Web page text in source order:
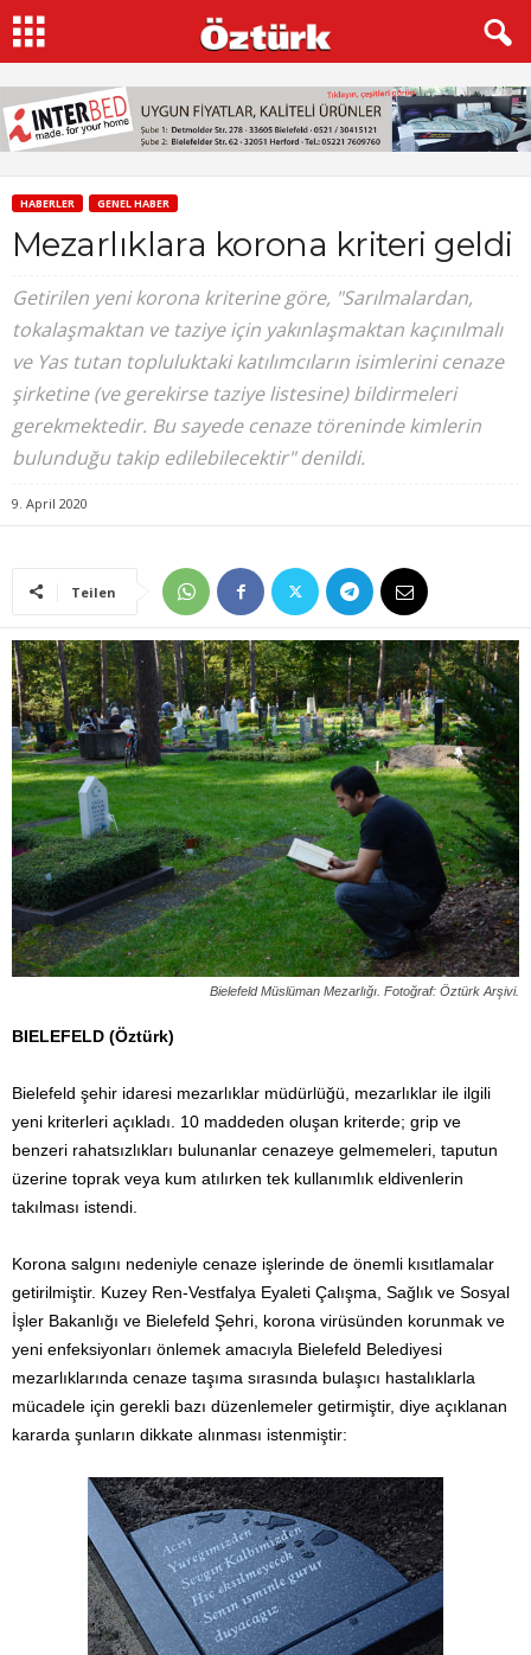
HABERLER GENEL HABER
Mezarlıklara korona kriteri geldi
Getirilen yeni korona kriterine göre, "Sarılmalardan,
tokalaşmaktan ve taziye için yakınlaşmaktan kaçınılmalı
ve Yas tutan topluluktaki katılımcıların isimlerini cenaze
şirketine (ve gerekirse taziye listesine) bildirmeleri
gerekmektedir. Bu sayede cenaze töreninde kimlerin
bulunduğu takip edilebilecektir" denildi.
9. April 2020
Teilen
Bielefeld Müslüman Mezarlığı. Fotoğraf: Öztürk Arşivi.
BIELEFELD (Öztürk)
Bielefeld şehir idaresi mezarlıklar müdürlüğü, mezarlıklar ile ilgili
yeni kriterleri açıkladı. 10 maddeden oluşan kriterde; grip ve
benzeri rahatsızlıkları bulunanlar cenazeye gelmemeleri, taputun
üzerine toprak veya kum atılırken tek kullanımlık eldivenlerin
takılması istendi.
Korona salgını nedeniyle cenaze işlerinde de önemli kısıtlamalar
getirilmiştir. Kuzey Ren-Vestfalya Eyaleti Çalışma, Sağlık ve Sosyal
İşler Bakanlığı ve Bielefeld Şehri, korona virüsünden korunmak ve
yeni enfeksiyonları önlemek amacıyla Bielefeld Belediyesi
mezarlıklarında cenaze taşıma sırasında bulaşıcı hastalıklarla
mücadele için gerekli bazı düzenlemeler getirmiştir, diye açıklanan
kararda şunların dikkate alınması istenmiştir: